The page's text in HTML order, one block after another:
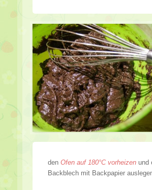
den Ofen auf 180°C vorheizen und
Backblech mit Backpapier